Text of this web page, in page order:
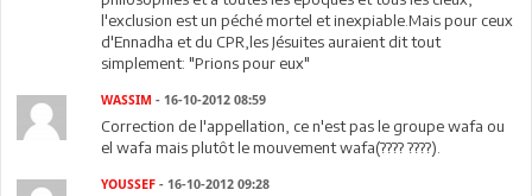
l'exclusion est un péché mortel et inexpiable.Mais pour ceux
d'Ennadha et du CPR,les Jésuites auraient dit tout
simplement: "Prions pour eux"
WASSIM - 16-10-2012 08:59
Correction de l'appellation, ce n'est pas le groupe wafa ou
el wafa mais plutôt le mouvement wafa(???? ????).
YOUSSEF - 16-10-2012 09:28